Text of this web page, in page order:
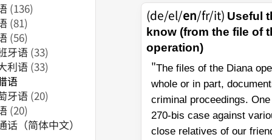
(136)
(81)
(56)
牙语 (33)
利语 (33)
语
牙语 (20)
(20)
话（简体中文）
(de/el/en/fr/it) Useful
know (from the file of
operation)
"The files of the Diana
whole or in part,
criminal proceedings.
270-bis case against
close relatives of our